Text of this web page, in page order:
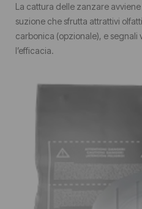
La cattura delle zanzare
suzione che sfrutta attrattivi
carbonica (opzionale), e segnali
l’efficacia.